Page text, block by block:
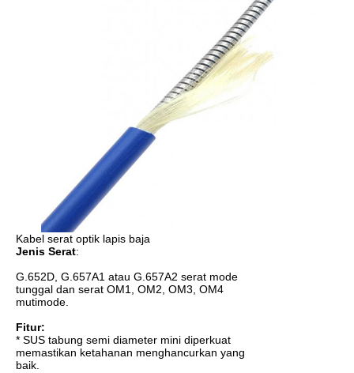
Kabel serat optik lapis baja
Jenis Serat:
G.652D, G.657A1 atau G.657A2 serat mode
tunggal dan serat OM1, OM2, OM3, OM4
mutimode.
Fitur:
* SUS tabung semi diameter mini diperkuat
memastikan ketahanan menghancurkan yang
baik.